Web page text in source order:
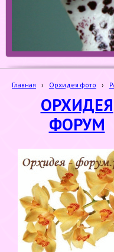
Главная › Орхидея фото ›
ОРХИДЕЯ
ФОРУМ